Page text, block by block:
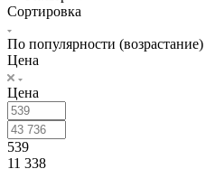
Сортировка
По популярности (возрастание)
Цена
Цена
539
11 338